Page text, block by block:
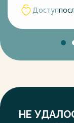
Доступ
НЕ